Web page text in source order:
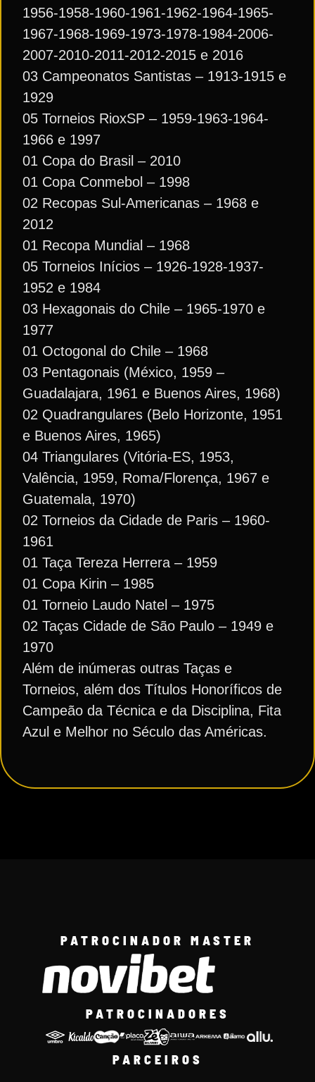
1956-1958-1960-1961-1962-1964-1965-
1967-1968-1969-1973-1978-1984-2006-
2007-2010-2011-2012-2015 e 2016
03 Campeonatos Santistas – 1913-1915 e
1929
05 Torneios RioxSP – 1959-1963-1964-
1966 e 1997
01 Copa do Brasil – 2010
01 Copa Conmebol – 1998
02 Recopas Sul-Americanas – 1968 e
2012
01 Recopa Mundial – 1968
05 Torneios Inícios – 1926-1928-1937-
1952 e 1984
03 Hexagonais do Chile – 1965-1970 e
1977
01 Octogonal do Chile – 1968
03 Pentagonais (México, 1959 –
Guadalajara, 1961 e Buenos Aires, 1968)
02 Quadrangulares (Belo Horizonte, 1951
e Buenos Aires, 1965)
04 Triangulares (Vitória-ES, 1953,
Valência, 1959, Roma/Florença, 1967 e
Guatemala, 1970)
02 Torneios da Cidade de Paris – 1960-
1961
01 Taça Tereza Herrera – 1959
01 Copa Kirin – 1985
01 Torneio Laudo Natel – 1975
02 Taças Cidade de São Paulo – 1949 e
1970
Além de inúmeras outras Taças e
Torneios, além dos Títulos Honoríficos de
Campeão da Técnica e da Disciplina, Fita
Azul e Melhor no Século das Américas.
PATROCINADOR MASTER
PATROCINADORES
PARCEIROS